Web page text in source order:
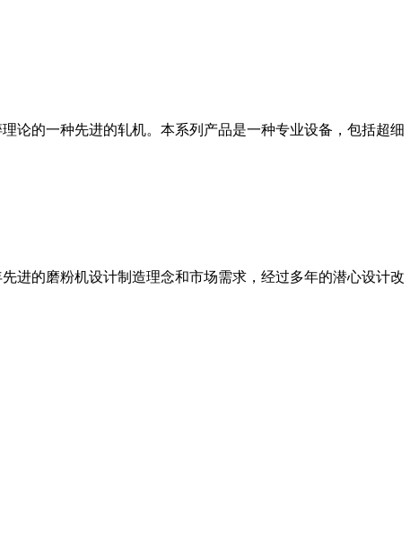
论的一种先进的轧机。本系列产品是一种专业设备，包括超细
进的磨粉机设计制造理念和市场需求，经过多年的潜心设计改